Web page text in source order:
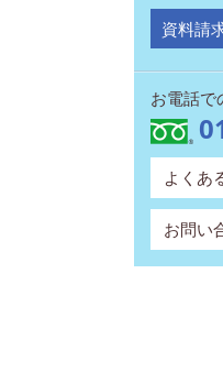
資料請
お電話で
よくあ
お問い